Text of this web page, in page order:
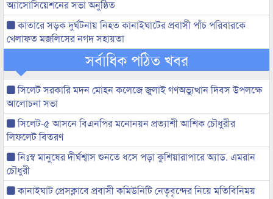
অ্যাসোসিয়েশনের সভা অনুষ্ঠিত
কাতারে সড়ক দুর্ঘটনায় নিহত কানাইঘাটের প্রবাসী পাঁচ পরিবারকে
খেলাফত মজলিসের নগদ সহায়তা
সর্বাধিক পঠিত খবর
সিলেট সরকারি মদন মোহন কলেজে জুলাই গণঅভ্যুত্থান দিবস উপলক্ষে
আলোচনা সভা
সিলেট-৫ আসনে বিএনপির মনোনয়ন প্রত্যাশী আশিক চৌধুরীর
লিফলেট বিতরণ
নিঃস্ব মানুষের দীর্ঘশ্বাস শুনতে ধসে পড়া কুশিয়ারাপারে অ্যাড. এমরান
চৌধুরী
কানাইঘাট প্রেসক্লাবে প্রবাসী কমিউনিটি নেতৃবৃন্দের নিয়ে মতিবিনিময়